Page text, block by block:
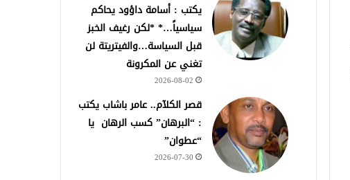
يكتب : أسامة داؤود يحاكم
سياسياً…* *لكن رغيف الخبز
قبل السياسة…والفيتريتة لن
تغني عن المكرونة
2026-08-02
قصر الكلآم.. عامر باشاب يكتب
: “البرهان” كسب الرهان يا
“عطوان”
2026-07-30